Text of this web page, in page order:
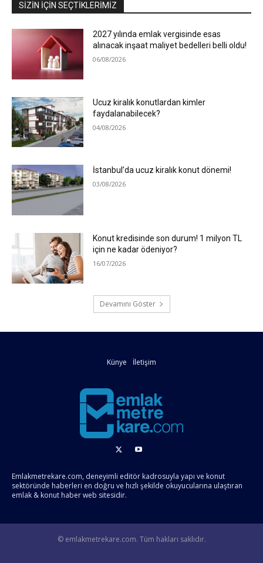
SIZIN İÇIN SEÇTIKLERIMIZ
2027 yılında emlak vergisinde esas
alınacak inşaat maliyet bedelleri belli oldu!
06/08/2026
Ucuz kiralık konutlardan kimler
faydalanabilecek?
04/08/2026
İstanbul’da ucuz kiralık konut dönemi!
03/08/2026
Konut kredisinde son durum! 1 milyon TL
için ne kadar ödeniyor?
16/07/2026
Devamını Göster
Künye İletişim
Emlakmetrekare.com, deneyimli editör kadrosuyla yapı ve konut
sektöründe haberleri en doğru ve hızlı şekilde okuyucularına ulaştıran
emlak & konut haber web sitesidir.
© emlakmetrekare.com. Tüm hakları saklıdır.